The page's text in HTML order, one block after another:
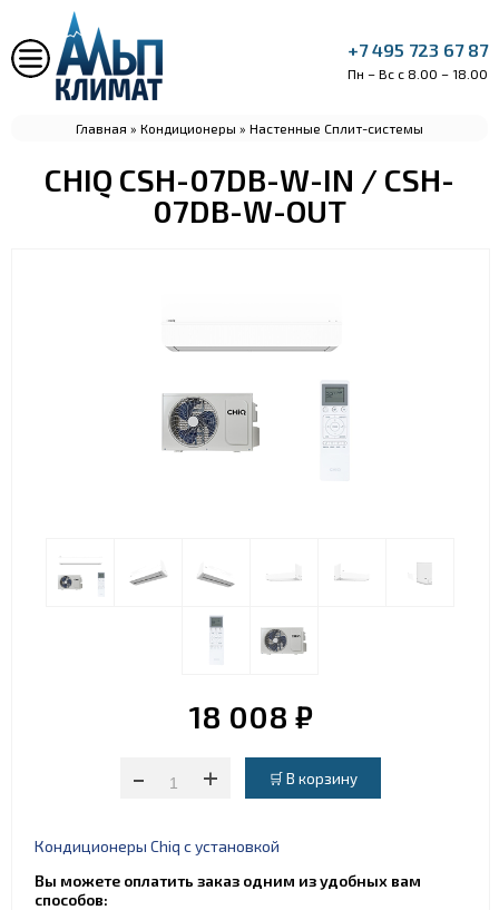
+7 495 723 67 87
Пн – Вс с 8.00 – 18.00
Главная » Кондиционеры » Настенные Сплит-системы
CHIQ CSH-07DB-W-IN / CSH-
07DB-W-OUT
18 008 ₽
-
+
Кондиционеры Chiq с установкой
Вы можете оплатить заказ одним из удобных вам
способов: